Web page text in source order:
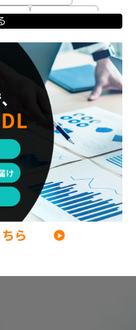
動向 コンサル現場論
独立・フリーランス
パートナー
メンタルケア
移住・二拠点生活 AI活用
M&A・ファイナンス